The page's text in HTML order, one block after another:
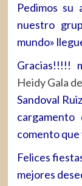
Pedimos su
nuestro
mundo»
Gracias!!!!!
Heidy Gala
Sandoval
comento
Felices
mejores